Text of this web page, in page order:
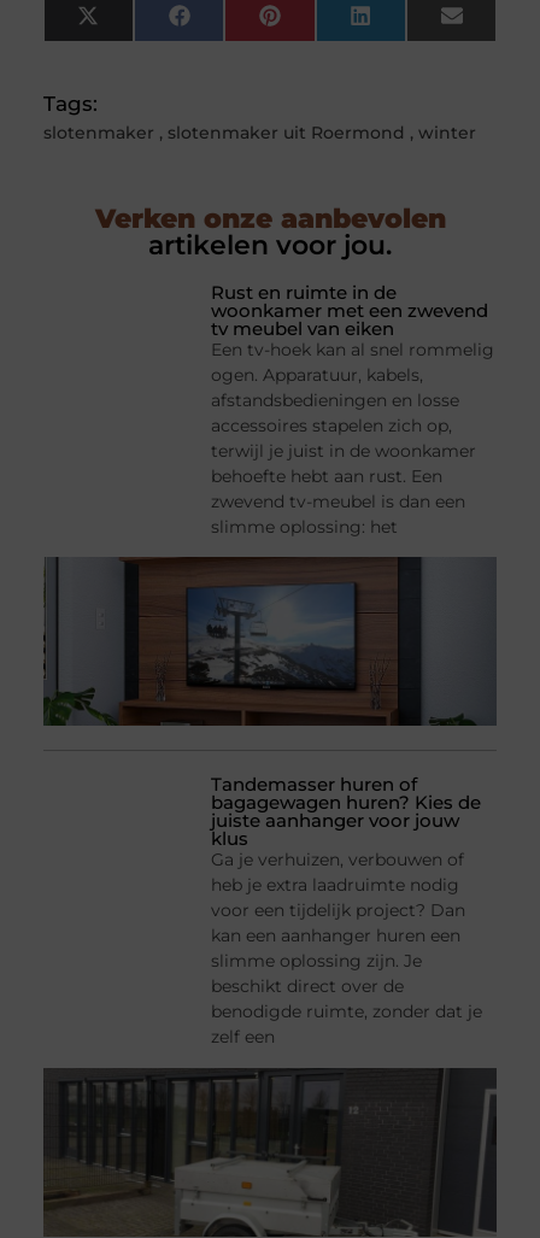
X
(Twitter)
FacebookPinterestLinkedInEmail
Tags:
slotenmaker , slotenmaker uit Roermond , winter
Verken onze aanbevolen
artikelen voor jou.
Rust en ruimte in de
woonkamer met een zwevend
tv meubel van eiken
Een tv-hoek kan al snel rommelig
ogen. Apparatuur, kabels,
afstandsbedieningen en losse
accessoires stapelen zich op,
terwijl je juist in de woonkamer
behoefte hebt aan rust. Een
zwevend tv-meubel is dan een
slimme oplossing: het
Tandemasser huren of
bagagewagen huren? Kies de
juiste aanhanger voor jouw
klus
Ga je verhuizen, verbouwen of
heb je extra laadruimte nodig
voor een tijdelijk project? Dan
kan een aanhanger huren een
slimme oplossing zijn. Je
beschikt direct over de
benodigde ruimte, zonder dat je
zelf een